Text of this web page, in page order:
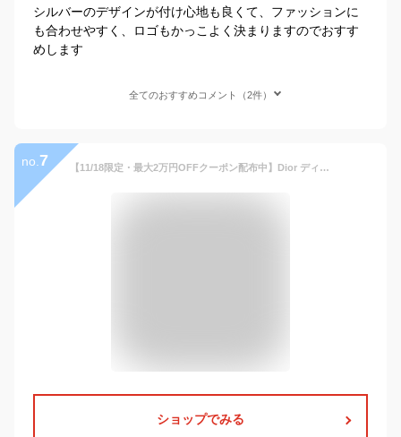
シルバーのデザインが付け心地も良くて、ファッションに
も合わせやすく、ロゴもかっこよく決まりますのでおすす
めします
全てのおすすめコメント（2件）
no. 7 【11/18限定・最大2万円OFFクーポン配布中】Dior ディオール ITALIC チェーンリンク ブレスレット B2439HOMMT レディース チェーン ロゴ アクセサリー 004/palla-black
ショップでみる